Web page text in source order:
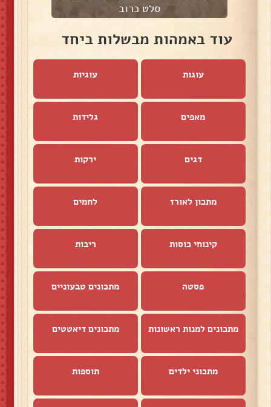
סלט כרוב
עוד באמהות מבשלות ביחד
עוגות עוגיות
מאפים גלידות
דגים ירקות
מתכון לאורז לחמים
קינוחי כוסות ריבות
פסטה מתכונים טבעוניים
מתכונים למנות ראשונות מתכונים דיאטטים
מתכוני ילדים תוספות